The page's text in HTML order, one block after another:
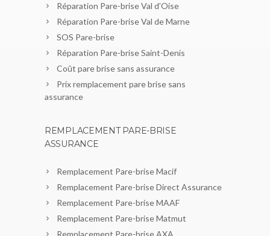
Réparation Pare-brise Val d’Oise
Réparation Pare-brise Val de Marne
SOS Pare-brise
Réparation Pare-brise Saint-Denis
Coût pare brise sans assurance
Prix remplacement pare brise sans
assurance
REMPLACEMENT PARE-BRISE
ASSURANCE
Remplacement Pare-brise Macif
Remplacement Pare-brise Direct Assurance
Remplacement Pare-brise MAAF
Remplacement Pare-brise Matmut
Remplacement Pare-brise AXA